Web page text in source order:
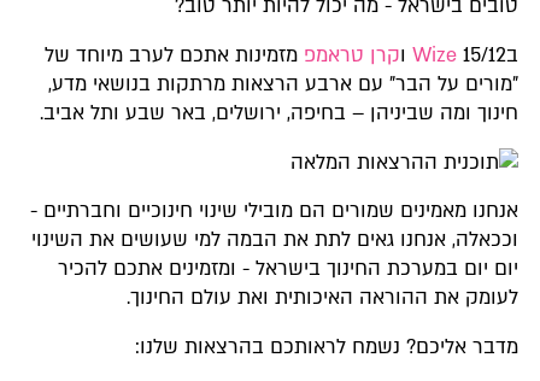
טובים בישראל - מה יכול להיות יותר טוב?
ב15/12
Wizeוקרן טראמפ מזמינות אתכם לערב מיוחד של
"מורים על הבר" עם ארבע הרצאות מרתקות בנושאי מדע,
חינוך ומה שביניהן – בחיפה, ירושלים, באר שבע ותל אביב.
אנחנו מאמינים שמורים הם מובילי שינוי חינוכיים וחברתיים -
וככאלה, אנחנו גאים לתת את הבמה למי שעושים את השינוי
יום יום במערכת החינוך בישראל - ומזמינים אתכם להכיר
לעומק את ההוראה האיכותית ואת עולם החינוך.
מדבר אליכם? נשמח לראותכם בהרצאות שלנו: